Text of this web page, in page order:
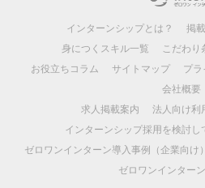
インターンシップとは？ 掲
身につくスキル一覧
こだわり
お役立ちコラム
サイトマップ プラ
会社概要
求人掲載案内
法人向け利
インターンシップ採用を検討し
ゼロワンインターン導入事例（企業向け）
ゼロワンインター